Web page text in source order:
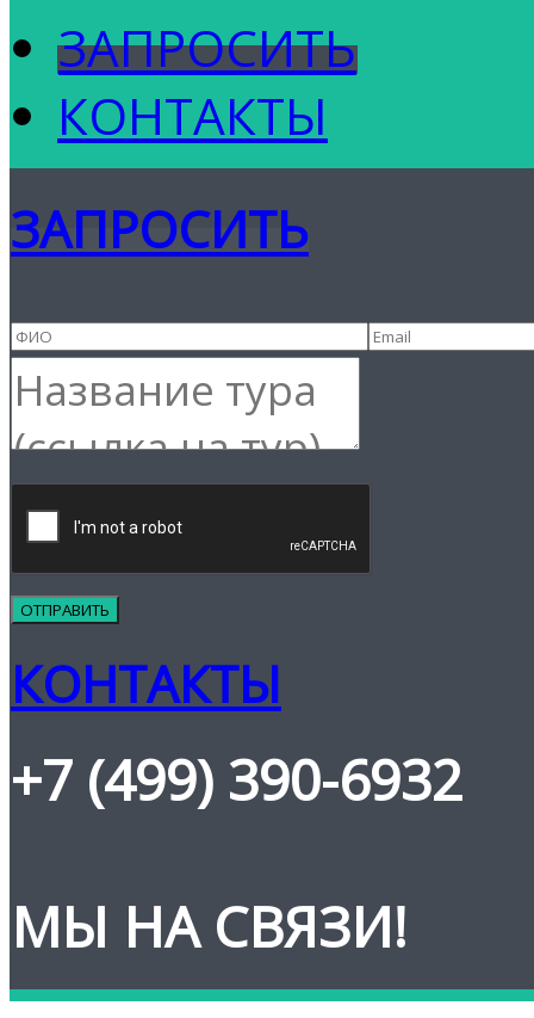
ЗАПРОСИТЬ
КОНТАКТЫ
ЗАПРОСИТЬ
КОНТАКТЫ
+7 (499) 390-6932
МЫ НА СВЯЗИ!